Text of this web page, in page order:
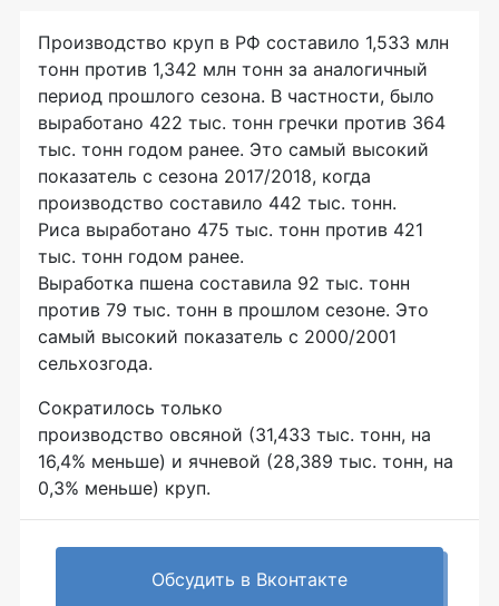
Производство круп в РФ составило 1,533 млн
тонн против 1,342 млн тонн за аналогичный
период прошлого сезона. В частности, было
выработано 422 тыс. тонн гречки против 364
тыс. тонн годом ранее. Это самый высокий
показатель с сезона 2017/2018, когда
производство составило 442 тыс. тонн.
Риса выработано 475 тыс. тонн против 421
тыс. тонн годом ранее.
Выработка пшена составила 92 тыс. тонн
против 79 тыс. тонн в прошлом сезоне. Это
самый высокий показатель с 2000/2001
сельхозгода.
Сократилось только
производство овсяной (31,433 тыс. тонн, на
16,4% меньше) и ячневой (28,389 тыс. тонн, на
0,3% меньше) круп.
Обсудить в Вконтакте